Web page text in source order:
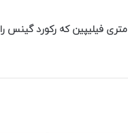
لولونگ؛ غول ۶ متری فیلیپین که رکورد گینس را